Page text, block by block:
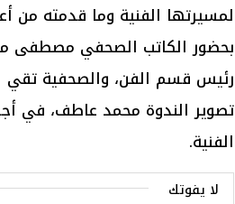
لمسيرتها الفنية وما قدمته
بحضور الكاتب الصحفي مصطفى
رئيس قسم الفن، والصحفية تقي
تصوير الندوة محمد عاطف، في
الفنية.
لا يفوتك